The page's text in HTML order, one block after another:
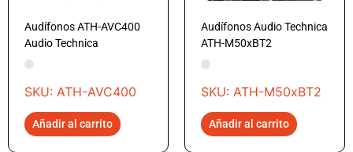
Audífonos ATH-AVC400
Audio Technica
SKU: ATH-AVC400
Añadir al carrito
Audífonos Audio Technica
ATH-M50xBT2
SKU: ATH-M50xBT2
Añadir al carrito